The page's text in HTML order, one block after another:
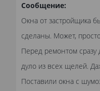
Сообщение:
Окна от застройщика
сделаны. Может,
Перед ремонтом сразу
дуло из всех щелей.
Поставили окна с